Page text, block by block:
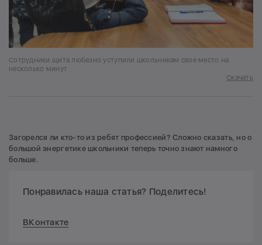
Сотрудники щита любезно уступили школьникам свое место на
несколько минут
Скачать
Загорелся ли кто-то из ребят профессией? Сложно сказать, но о
большой энергетике школьники теперь точно знают намного
больше.
Понравилась наша статья? Поделитесь!
ВКонтакте